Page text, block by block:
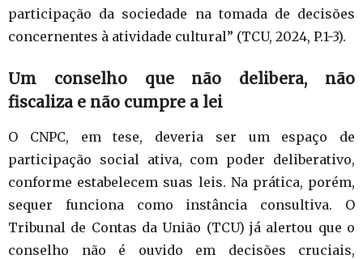
participação da sociedade na tomada de decisões
concernentes à atividade cultural” (TCU, 2024, P.1-3).
Um conselho que não delibera, não
fiscaliza e não cumpre a lei
O CNPC, em tese, deveria ser um espaço de
participação social ativa, com poder deliberativo,
conforme estabelecem suas leis. Na prática, porém,
sequer funciona como instância consultiva. O
Tribunal de Contas da União (TCU) já alertou que o
conselho não é ouvido em decisões cruciais,